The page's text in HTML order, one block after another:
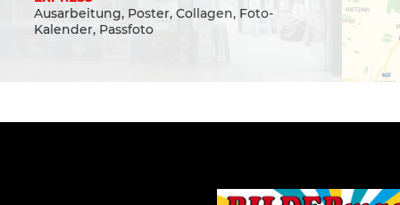
Ausarbeitung, Poster, Collagen, Foto-
Kalender, Passfoto